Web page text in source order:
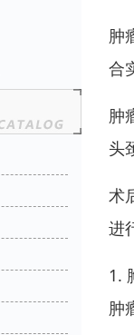
肿
合
肿
头
术
进
1.
肿